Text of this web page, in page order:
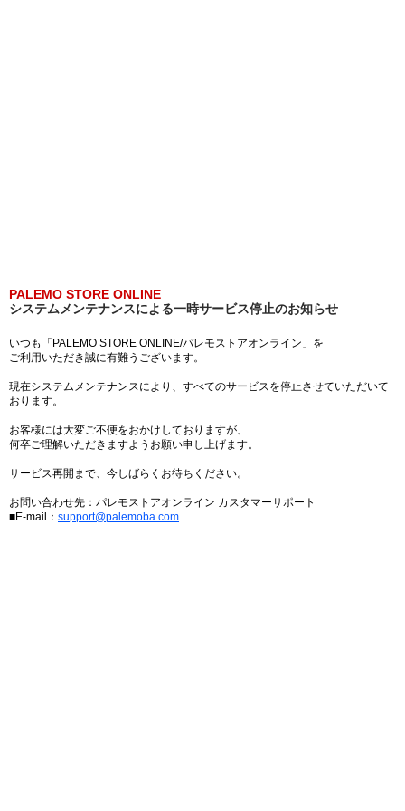
PALEMO STORE ONLINE
システムメンテナンスによる一時サービス停止のお知らせ
いつも「PALEMO STORE ONLINE/パレモストアオンライン」を
ご利用いただき誠に有難うございます。
現在システムメンテナンスにより、すべてのサービスを停止させていただいて
おります。
お客様には大変ご不便をおかけしておりますが、
何卒ご理解いただきますようお願い申し上げます。
サービス再開まで、今しばらくお待ちください。
お問い合わせ先：パレモストアオンライン カスタマーサポート
■E-mail： support@palemoba.com